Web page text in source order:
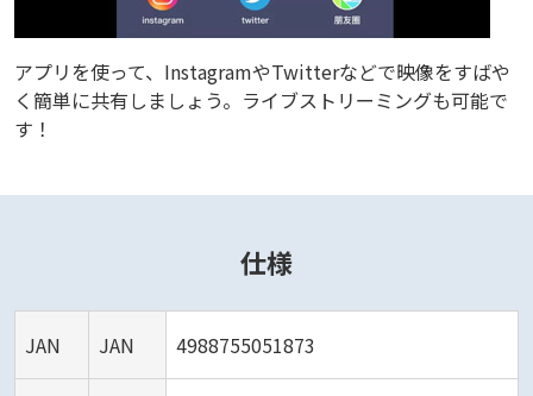
アプリを使って、InstagramやTwitterなどで映像をすばや
く簡単に共有しましょう。ライブストリーミングも可能で
す！
仕様
JAN JAN 4988755051873